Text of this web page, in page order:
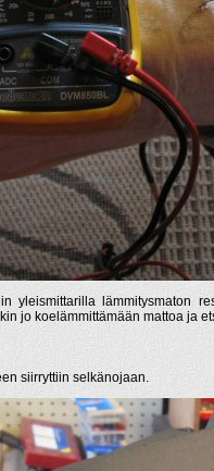
yleismittarilla lämmitysmaton
jo koelämmittämään mattoa ja
siirryttiin selkänojaan.